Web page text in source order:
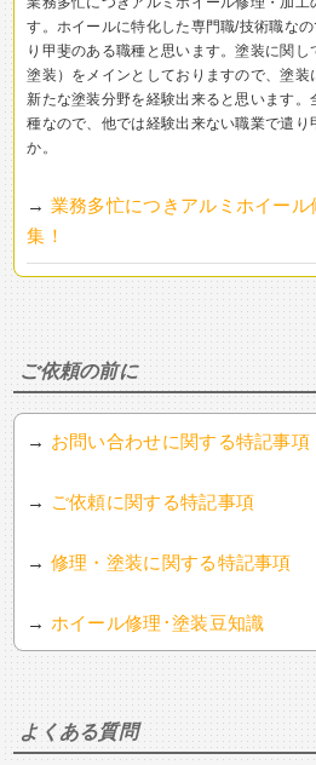
す。ホイールに特化した専門職/技術職な
り甲斐のある職種と思います。塗装に関
塗装）をメインとしておりますので、塗装
新たな塗装分野を経験出来ると思います
種なので、他では経験出来ない職業で遣り
か。
→ 業務多忙につきアルミホイー
集！
ご依頼の前に
→ お問い合わせに関する特記事項
→ ご依頼に関する特記事項
→ 修理・塗装に関する特記事項
→ ホイール修理･塗装豆知識
よくある質問